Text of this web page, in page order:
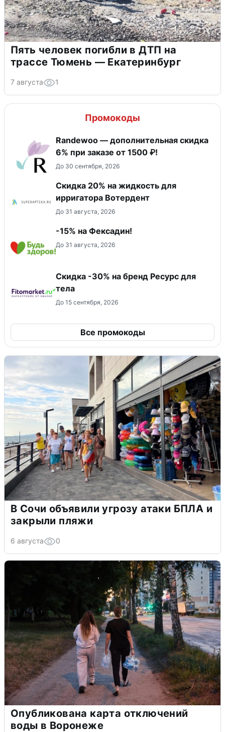
Пять человек погибли в ДТП на
трассе Тюмень — Екатеринбург
7 августа 1
Промокоды
Randewoo — дополнительная скидка
6% при заказе от 1500 ₽!
До 30 сентября, 2026
Скидка 20% на жидкость для
ирригатора Вотердент
До 31 августа, 2026
-15% на Фексадин!
До 31 августа, 2026
Скидка -30% на бренд Ресурс для
тела
До 15 сентября, 2026
Все промокоды
В Сочи объявили угрозу атаки БПЛА и
закрыли пляжи
6 августа 0
Опубликована карта отключений
воды в Воронеже